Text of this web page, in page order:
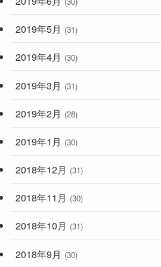
2019年5月 (31)
2019年4月 (30)
2019年3月 (31)
2019年2月 (28)
2019年1月 (30)
2018年12月 (31)
2018年11月 (30)
2018年10月 (31)
2018年9月 (30)